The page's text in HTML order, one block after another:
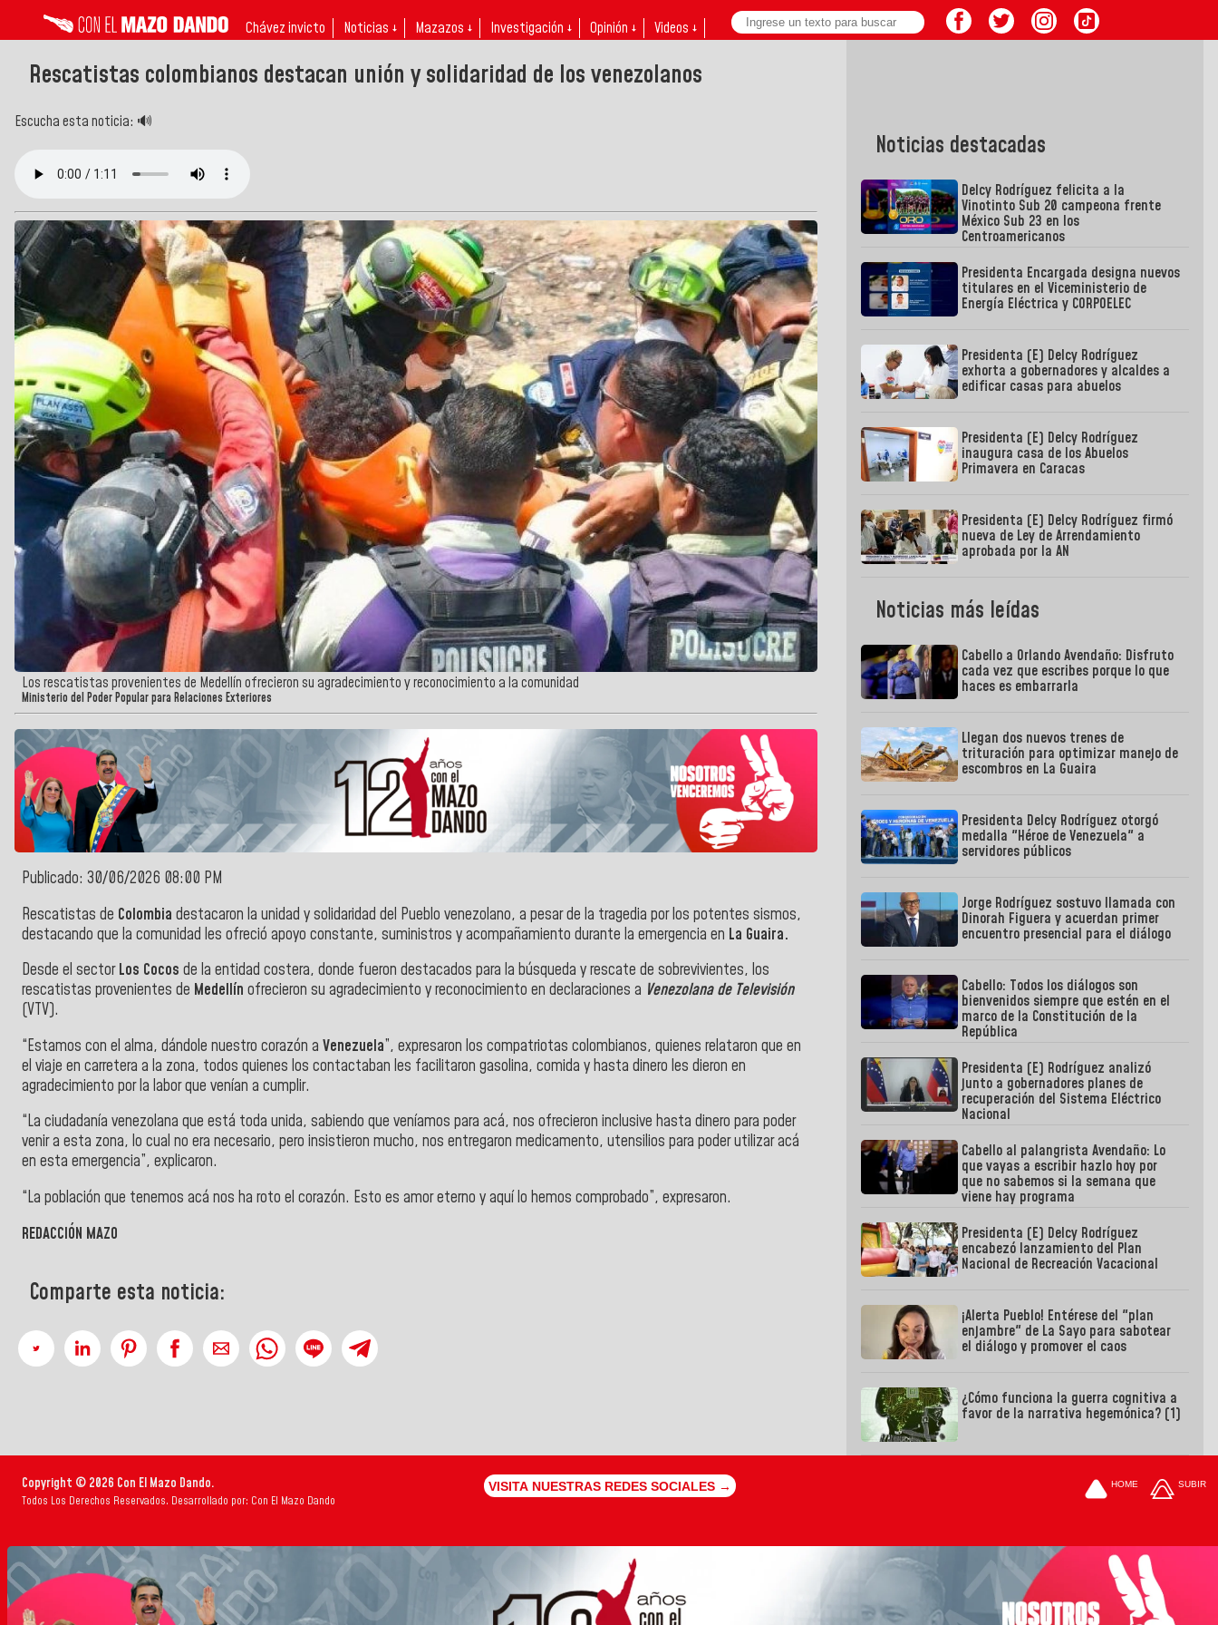
Chávez invicto Noticias ↓ Mazazos ↓ Investigación ↓ Opinión ↓ Videos ↓
Rescatistas colombianos destacan unión y solidaridad de los venezolanos
Escucha esta noticia: 🔊
Los rescatistas provenientes de Medellín ofrecieron su agradecimiento y reconocimiento a la comunidad
Ministerio del Poder Popular para Relaciones Exteriores
Publicado: 30/06/2026 08:00 PM
Rescatistas de Colombia destacaron la unidad y solidaridad del Pueblo venezolano, a pesar de la tragedia por los potentes sismos,
destacando que la comunidad les ofreció apoyo constante, suministros y acompañamiento durante la emergencia en La Guaira.
Desde el sectorLos Cocos de la entidad costera, donde fueron destacados para la búsqueda y rescate de sobrevivientes, los
rescatistas provenientes de Medellín ofrecieron su agradecimiento y reconocimiento en declaraciones a Venezolana de Televisión
(VTV).
“Estamos con el alma, dándole nuestro corazón a Venezuela”, expresaron los compatriotas colombianos, quienes relataron que en
el viaje en carretera a la zona, todos quienes los contactaban les facilitaron gasolina, comida y hasta dinero les dieron en
agradecimiento por la labor que venían a cumplir.
“La ciudadanía venezolana que está toda unida, sabiendo que veníamos para acá, nos ofrecieron inclusive hasta dinero para poder
venir a esta zona, lo cual no era necesario, pero insistieron mucho, nos entregaron medicamento, utensilios para poder utilizar acá
en esta emergencia”, explicaron.
“La población que tenemos acá nos ha roto el corazón. Esto es amor eterno y aquí lo hemos comprobado”, expresaron.
REDACCIÓN MAZO
Comparte esta noticia:
Noticias destacadas
Delcy Rodríguez felicita a la
Vinotinto Sub 20 campeona frente
México Sub 23 en los
Centroamericanos
Presidenta Encargada designa nuevos
titulares en el Viceministerio de
Energía Eléctrica y CORPOELEC
Presidenta (E) Delcy Rodríguez
exhorta a gobernadores y alcaldes a
edificar casas para abuelos
Presidenta (E) Delcy Rodríguez
inaugura casa de los Abuelos
Primavera en Caracas
Presidenta (E) Delcy Rodríguez firmó
nueva de Ley de Arrendamiento
aprobada por la AN
Noticias más leídas
Cabello a Orlando Avendaño: Disfruto
cada vez que escribes porque lo que
haces es embarrarla
Llegan dos nuevos trenes de
trituración para optimizar manejo de
escombros en La Guaira
Presidenta Delcy Rodríguez otorgó
medalla "Héroe de Venezuela" a
servidores públicos
Jorge Rodríguez sostuvo llamada con
Dinorah Figuera y acuerdan primer
encuentro presencial para el diálogo
Cabello: Todos los diálogos son
bienvenidos siempre que estén en el
marco de la Constitución de la
República
Presidenta (E) Rodríguez analizó
junto a gobernadores planes de
recuperación del Sistema Eléctrico
Nacional
Cabello al palangrista Avendaño: Lo
que vayas a escribir hazlo hoy por
que no sabemos si la semana que
viene hay programa
Presidenta (E) Delcy Rodríguez
encabezó lanzamiento del Plan
Nacional de Recreación Vacacional
¡Alerta Pueblo! Entérese del "plan
enjambre" de La Sayo para sabotear
el diálogo y promover el caos
¿Cómo funciona la guerra cognitiva a
favor de la narrativa hegemónica? (1)
Copyright © 2026 Con El Mazo Dando.
Todos Los Derechos Reservados. Desarrollado por: Con El Mazo Dando
VISITA NUESTRAS REDES SOCIALES → HOME SUBIR